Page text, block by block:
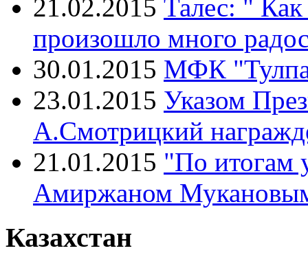
21.02.2015 Талес: "
произошло много
30.01.2015 МФК
23.01.2015 Указом
А.Смотрицкий
21.01.2015 "По итогам
Амиржаном
Казахстан